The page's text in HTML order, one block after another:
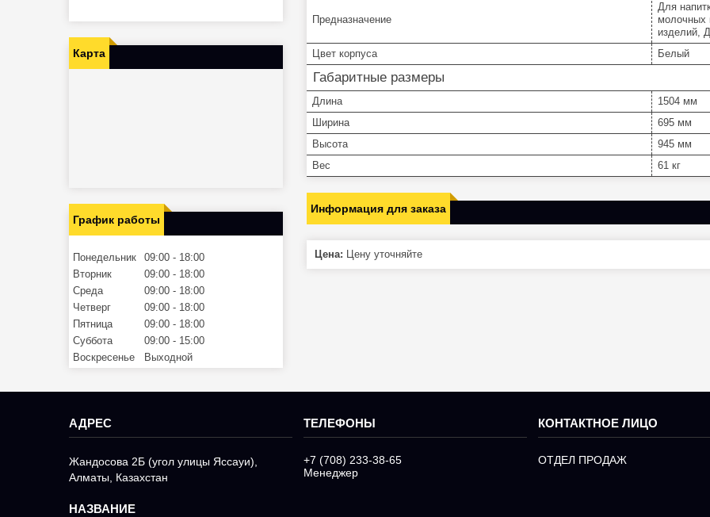
Предназначение
Для
молочных
изделий,
Цвет корпуса
Белый
Габаритные размеры
Длина
1504 мм
Ширина
695 мм
Высота
945 мм
Вес
61 кг
Информация для заказа
Цена: Цену уточняйте
Карта
График работы
Понедельник 09:00
18:00
Вторник
09:00
18:00
Среда
09:00
18:00
Четверг
09:00
18:00
Пятница
09:00
18:00
Суббота
09:00
15:00
Воскресенье
Выходной
Жандосова 2Б (угол улицы Яссауи),
Алматы, Казахстан
+7 (708) 233-38-65
Менеджер
ОТДЕЛ ПРОДАЖ